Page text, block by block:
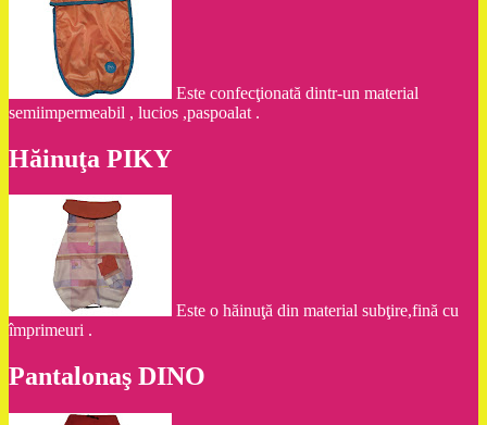
Este confecţionată dintr-un material
semiimpermeabil , lucios ,paspoalat .
Hăinuţa PIKY
Este o hăinuţă din material subţire,fină cu
împrimeuri .
Pantalonaş DINO